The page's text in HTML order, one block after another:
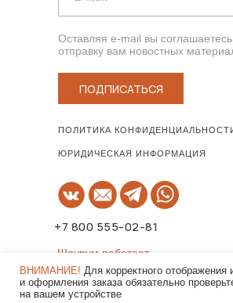
+7 800 555-02-81
ПОЛИТИКА
ЮРИДИЧЕСКАЯ ИНФОРМАЦИЯ
Оставляя e-mail вы
отправку вам новостных
ПОДПИСАТЬСЯ
Шоурум работает
по предварительной записи!
ВНИМАНИЕ! Для корректного
и оформления заказа обязательно
на вашем устройстве